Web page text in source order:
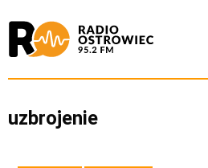
uzbrojenie